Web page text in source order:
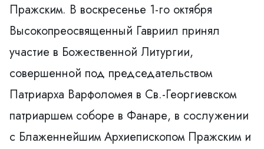
Пражским. В воскресенье 1-го октября
Высокопреосвященный Гавриил принял
участие в Божественной Литургии,
совершенной под председательством
Патриархa Варфоломея в Св.-Георгиевском
патриаршем соборе в Фанаре, в сослужении
с Блаженнейшим Aрхиепископом Пражским и